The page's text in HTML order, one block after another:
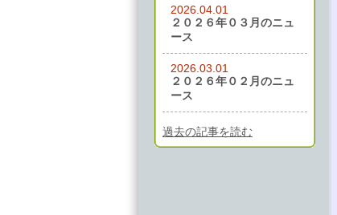
2026.04.01
２０２６年０３月のニュ
ース
2026.03.01
２０２６年０２月のニュ
ース
過去の記事を読む